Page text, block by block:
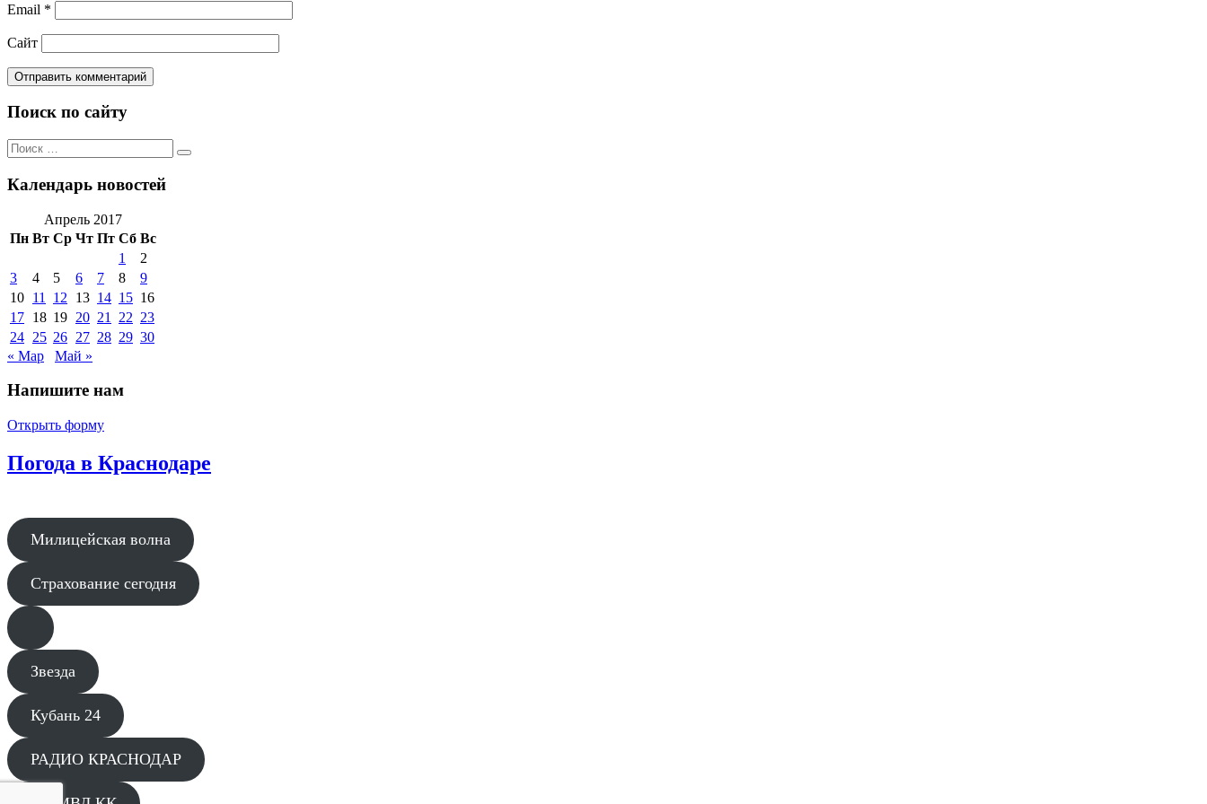
Email *
Сайт
Поиск по сайту
Поиск
по:
Поиск
Календарь новостей
Апрель 2017
Пн Вт Ср Чт Пт Сб Вс
1
2
3
4 5 6 7 8
9
10 11 12 13 14 15 16
17 18 19 20 21 22 23
24 25 26 27 28 29 30
« Мар
Май »
Напишите нам
Открыть форму
Погода в Краснодаре
Милицейская волна
Страхование сегодня
Звезда
Кубань 24
РАДИО КРАСНОДАР